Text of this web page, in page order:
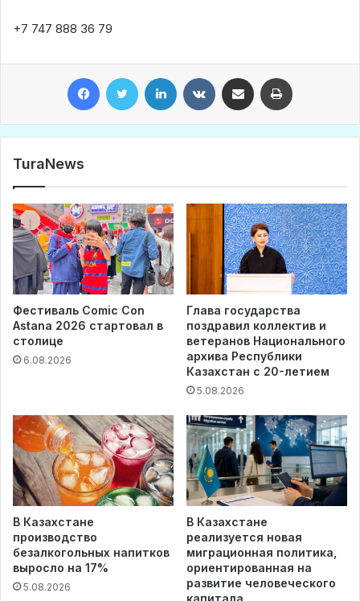
+7 747 888 36 79
TuraNews
Фестиваль Comic Con
Astana 2026 стартовал в
столице
6.08.2026
Глава государства
поздравил коллектив и
ветеранов Национального
архива Республики
Казахстан с 20-летием
5.08.2026
В Казахстане
производство
безалкогольных напитков
выросло на 17%
5.08.2026
В Казахстане
реализуется новая
миграционная политика,
ориентированная на
развитие человеческого
капитала